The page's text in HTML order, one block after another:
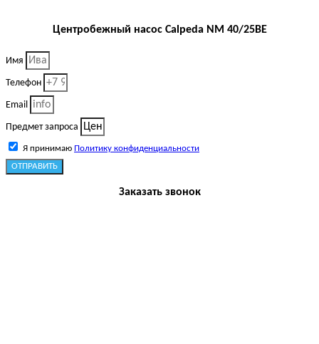
Центробежный насос Calpeda NM 40/25BE
Имя
Телефон
Email
Предмет запроса
Я принимаю Политику конфиденциальности
ОТПРАВИТЬ
Заказать звонок